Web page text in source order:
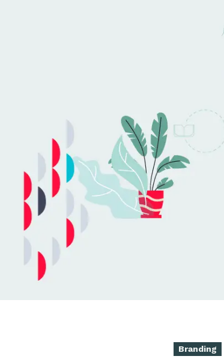
Branding